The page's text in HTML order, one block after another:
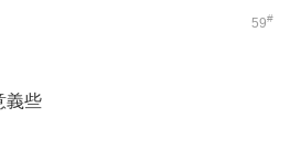
59#
義些